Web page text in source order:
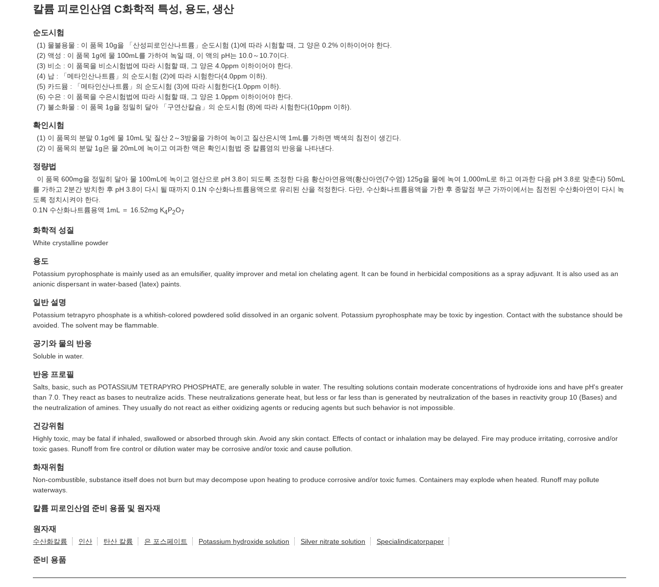
칼륨 피로인산염 C화학적 특성, 용도, 생산
순도시험
(1) 물불용물 : 이 품목 10g을 「산성피로인산나트륨」순도시험 (1)에 따라 시험할 때, 그 양은 0.2% 이하이어야 한다.
(2) 액성 : 이 품목 1g에 물 100mL를 가하여 녹일 때, 이 액의 pH는 10.0～10.7이다.
(3) 비소 : 이 품목을 비소시험법에 따라 시험할 때, 그 양은 4.0ppm 이하이어야 한다.
(4) 납 : 「메타인산나트륨」의 순도시험 (2)에 따라 시험한다(4.0ppm 이하).
(5) 카드뮴 : 「메타인산나트륨」의 순도시험 (3)에 따라 시험한다(1.0ppm 이하).
(6) 수은 : 이 품목을 수은시험법에 따라 시험할 때, 그 양은 1.0ppm 이하이어야 한다.
(7) 불소화물 : 이 품목 1g을 정밀히 달아 「구연산칼슘」의 순도시험 (8)에 따라 시험한다(10ppm 이하).
확인시험
(1) 이 품목의 분말 0.1g에 물 10mL 및 질산 2～3방울을 가하여 녹이고 질산은시액 1mL를 가하면 백색의 침전이 생긴다.
(2) 이 품목의 분말 1g은 물 20mL에 녹이고 여과한 액은 확인시험법 중 칼륨염의 반응을 나타낸다.
정량법
이 품목 600mg을 정밀히 달아 물 100mL에 녹이고 염산으로 pH 3.8이 되도록 조정한 다음 황산아연용액(황산아연(7수염) 125g을 물에 녹여 1,000mL로 하고 여과한 다음 pH 3.8로 맞춘다) 50mL
를 가하고 2분간 방치한 후 pH 3.8이 다시 될 때까지 0.1N 수산화나트륨용액으로 유리된 산을 적정한다. 다만, 수산화나트륨용액을 가한 후 종말점 부근 가까이에서는 침전된 수산화아연이 다시 녹
도록 정치시켜야 한다.
0.1N 수산화나트륨용액 1mL ＝ 16.52mg K4P2O7
화학적 성질
White crystalline powder
용도
Potassium pyrophosphate is mainly used as an emulsifier, quality improver and metal ion chelating agent. It can be found in herbicidal compositions as a spray adjuvant. It is also used as an
anionic dispersant in water-based (latex) paints.
일반 설명
Potassium tetrapyro phosphate is a whitish-colored powdered solid dissolved in an organic solvent. Potassium pyrophosphate may be toxic by ingestion. Contact with the substance should be
avoided. The solvent may be flammable.
공기와 물의 반응
Soluble in water.
반응 프로필
Salts, basic, such as POTASSIUM TETRAPYRO PHOSPHATE, are generally soluble in water. The resulting solutions contain moderate concentrations of hydroxide ions and have pH's greater
than 7.0. They react as bases to neutralize acids. These neutralizations generate heat, but less or far less than is generated by neutralization of the bases in reactivity group 10 (Bases) and
the neutralization of amines. They usually do not react as either oxidizing agents or reducing agents but such behavior is not impossible.
건강위험
Highly toxic, may be fatal if inhaled, swallowed or absorbed through skin. Avoid any skin contact. Effects of contact or inhalation may be delayed. Fire may produce irritating, corrosive and/or
toxic gases. Runoff from fire control or dilution water may be corrosive and/or toxic and cause pollution.
화재위험
Non-combustible, substance itself does not burn but may decompose upon heating to produce corrosive and/or toxic fumes. Containers may explode when heated. Runoff may pollute
waterways.
칼륨 피로인산염 준비 용품 및 원자재
원자재
수산화칼륨 인산 탄산 칼륨 은 포스페이트 Potassium hydroxide solution Silver nitrate solution Specialindicatorpaper
준비 용품